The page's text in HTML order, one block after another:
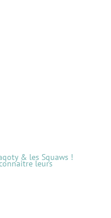
& les Squaws !
leurs